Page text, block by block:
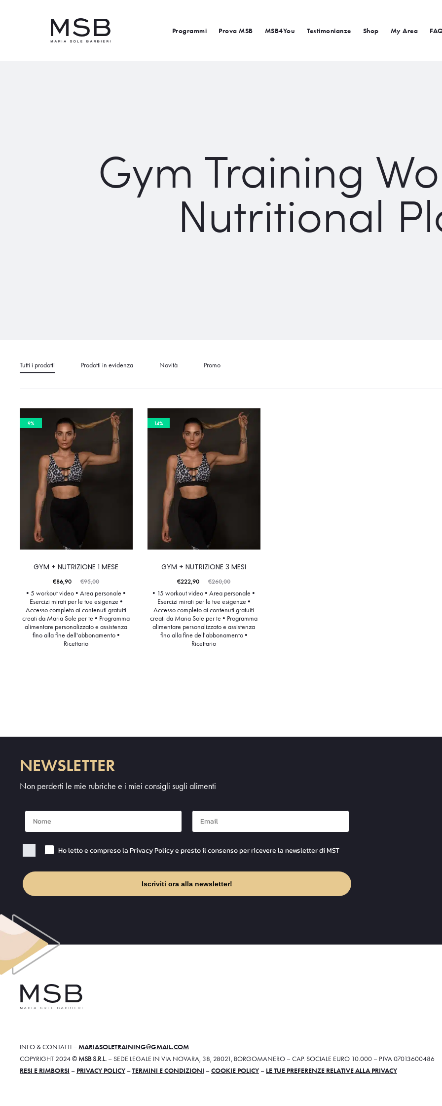
Programmi Prova MSB MSB4You Testimonianze Shop My Area
Gym Training
Nutritional
Tutti i prodotti Prodotti in evidenza Novità Promo
9%
GYM + NUTRIZIONE 1 MESE
€95,00
€86,90
• 5 workout video • Area personale •
Esercizi mirati per le tue esigenze •
Accesso completo ai contenuti gratuiti
creati da Maria Sole per te • Programma
alimentare personalizzato e assistenza
fino alla fine dell'abbonamento •
Ricettario
14%
GYM + NUTRIZIONE 3 MESI
€260,00
€222,90
• 15 workout video • Area personale •
Esercizi mirati per le tue esigenze •
Accesso completo ai contenuti gratuiti
creati da Maria Sole per te • Programma
alimentare personalizzato e assistenza
fino alla fine dell'abbonamento •
Ricettario
NEWSLETTER
Non perderti le mie rubriche e i miei consigli sugli alimenti
Nome Mail
Checkbox PrivacyHo letto e compreso la Privacy Policy e presto il consenso per ricevere la newsletter di MST
Iscriviti ora alla newsletter!
INFO & CONTATTI –MARIASOLETRAINING@GMAIL.COM
COPYRIGHT 2024 © MSB S.R.L. – SEDE LEGALE IN VIA NOVARA, 38, 28021, BORGOMANERO – CAP. SOCIALE EURO 10.000 – P.IVA 07013600486
RESI E RIMBORSI – PRIVACY POLICY –TERMINI E CONDIZIONI –COOKIE POLICY – LE TUE PREFERENZE RELATIVE ALLA PRIVACY